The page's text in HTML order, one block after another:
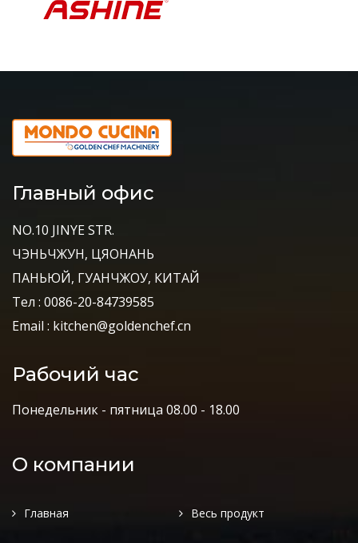
Главный офис
NO.10 JINYE STR.
ЧЭНЬЧЖУН, ЦЯОНАНЬ
ПАНЬЮЙ, ГУАНЧЖОУ, КИТАЙ
Тел : 0086-20-84739585
Email : kitchen@goldenchef.cn
Рабочий час
Понедельник - пятница 08.00 - 18.00
О компании
Главная Весь продукт